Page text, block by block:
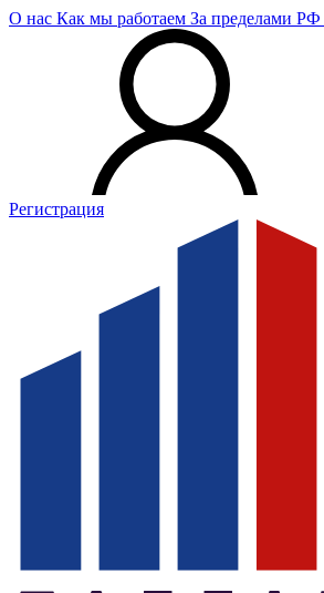
О нас Как мы работаем За пределами РФ
Регистрация